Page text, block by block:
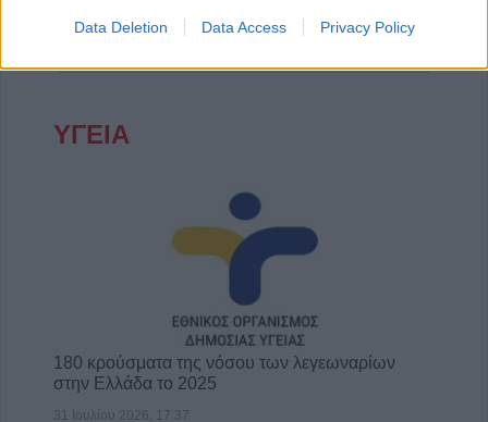
Data Deletion Data Access Privacy Policy
ΥΓΕΙΑ
180 κρούσματα της νόσου των λεγεωναρίων
στην Ελλάδα το 2025
31 Ιουλίου 2026, 17:37